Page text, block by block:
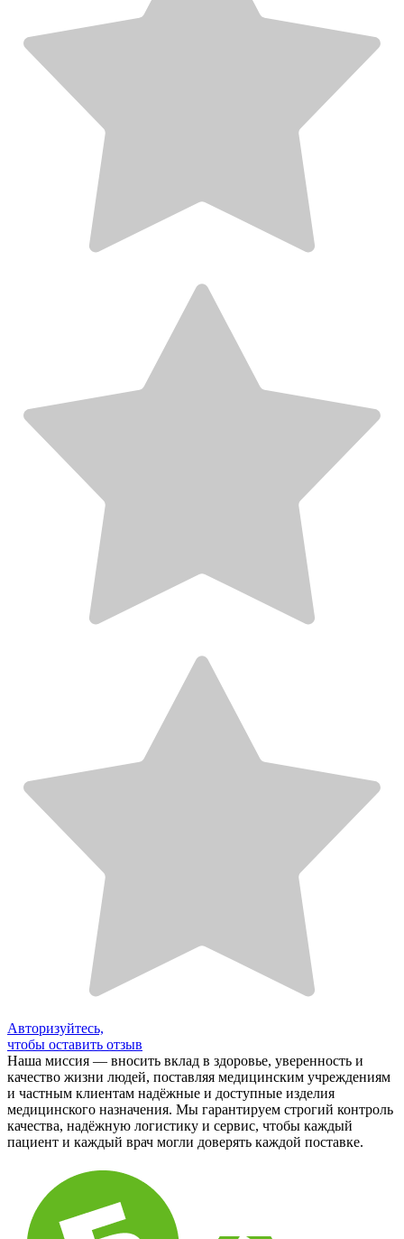
Авторизуйтесь,
чтобы оставить отзыв
Наша миссия — вносить вклад в здоровье, уверенность и
качество жизни людей, поставляя медицинским учреждениям
и частным клиентам надёжные и доступные изделия
медицинского назначения. Мы гарантируем строгий контроль
качества, надёжную логистику и сервис, чтобы каждый
пациент и каждый врач могли доверять каждой поставке.